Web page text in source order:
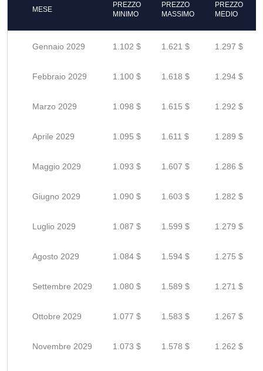
MESE
PREZZO
MINIMO
PREZZO
MASSIMO
PREZZO
MEDIO
Gennaio 2029 1.102 $ 1.621 $ 1.297 $
Febbraio 2029 1.100 $ 1.618 $ 1.294 $
Marzo 2029 1.098 $ 1.615 $ 1.292 $
Aprile 2029 1.095 $ 1.611 $ 1.289 $
Maggio 2029 1.093 $ 1.607 $ 1.286 $
Giugno 2029 1.090 $ 1.603 $ 1.282 $
Luglio 2029 1.087 $ 1.599 $ 1.279 $
Agosto 2029 1.084 $ 1.594 $ 1.275 $
Settembre 2029 1.080 $ 1.589 $ 1.271 $
Ottobre 2029 1.077 $ 1.583 $ 1.267 $
Novembre 2029 1.073 $ 1.578 $ 1.262 $